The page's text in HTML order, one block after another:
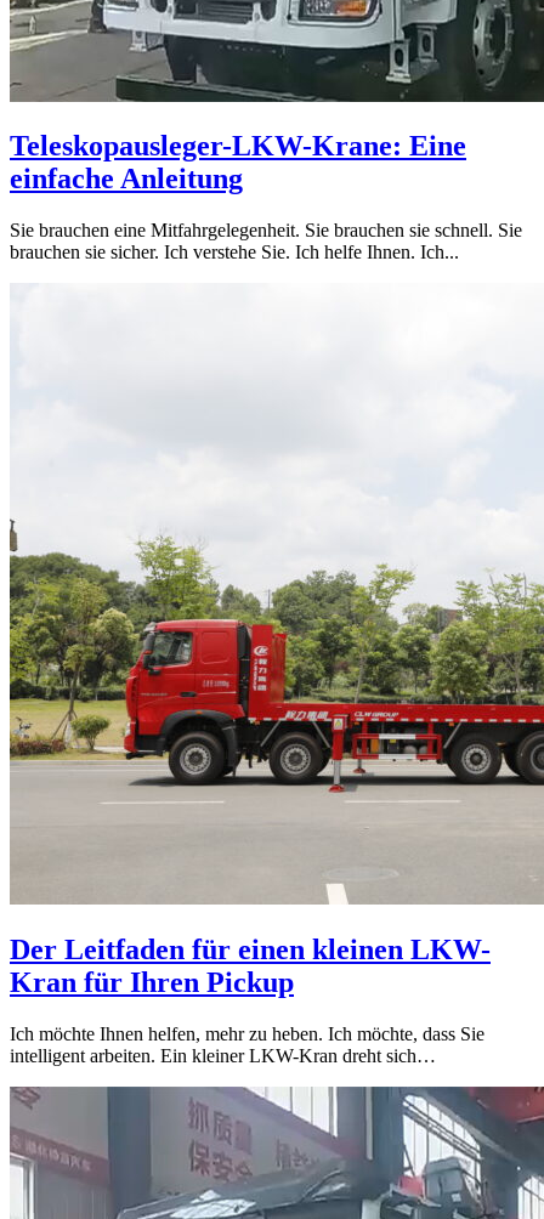
Teleskopausleger-LKW-Krane: Eine
einfache Anleitung
Sie brauchen eine Mitfahrgelegenheit. Sie brauchen sie schnell. Sie
brauchen sie sicher. Ich verstehe Sie. Ich helfe Ihnen. Ich...
Der Leitfaden für einen kleinen LKW-
Kran für Ihren Pickup
Ich möchte Ihnen helfen, mehr zu heben. Ich möchte, dass Sie
intelligent arbeiten. Ein kleiner LKW-Kran dreht sich…